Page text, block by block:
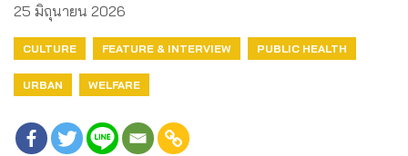
25 มิถุนายน 2026
CULTURE FEATURE & INTERVIEW PUBLIC HEALTH
URBAN WELFARE